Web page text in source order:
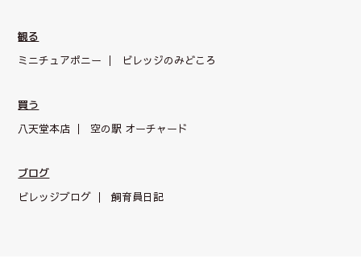
観る
ミニチュアポニー
ビレッジのみどころ
買う
八天堂本店
空の駅 オーチャード
ブログ
ビレッジブログ
飼育員日記